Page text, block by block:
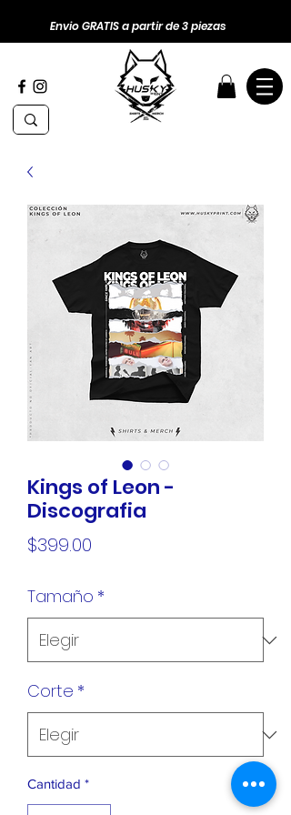
Envio GRATIS a partir de 3 piezas
Kings of Leon -
Discografia
$399.00
Tamaño *
Corte *
Cantidad *